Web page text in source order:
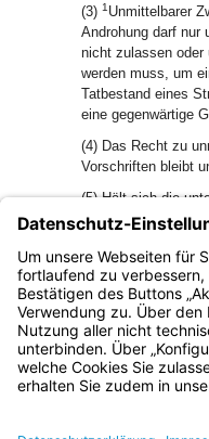
(3) 1Unmittelbarer
Androhung darf nur
nicht zulassen oder
werden muss, um
Tatbestand eines
eine gegenwärtige
(4) Das Recht zu
Vorschriften bleibt
(5) Hält sich die
außerhalb der
Beschäftigte der
hin festgehalten
werden.
Bayern.de
BayernPortal